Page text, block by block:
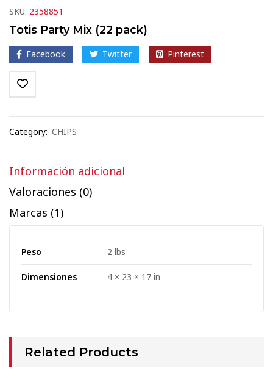
SKU: 2358851
Totis Party Mix (22 pack)
Facebook Twitter Pinterest
Category: CHIPS
Información adicional
Valoraciones (0)
Marcas (1)
Peso 2 lbs
Dimensiones 4 × 23 × 17 in
Related Products